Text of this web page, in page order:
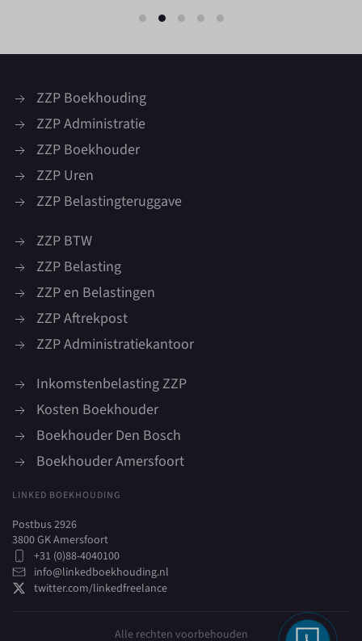
ZZP Boekhouding
ZZP Administratie
ZZP Boekhouder
ZZP Uren
ZZP Belastingteruggave
ZZP BTW
ZZP Belasting
ZZP en Belastingen
ZZP Aftrekpost
ZZP Administratiekantoor
Inkomstenbelasting ZZP
Kosten Boekhouder
Boekhouder Den Bosch
Boekhouder Amersfoort
LINKED BOEKHOUDING
Postbus 2926
3800 GK Amersfoort
+31 (0)88-4040100
info@linkedboekhouding.nl
twitter.com/linkedfreelance
Alle rechten voorbehouden